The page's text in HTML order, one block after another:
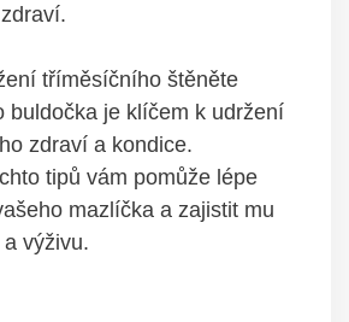
tříměsíčního štěněte
buldočka je klíčem k udržení
zdraví a kondice.
tipů vám pomůže lépe
mazlíčka a zajistit mu
výživu.